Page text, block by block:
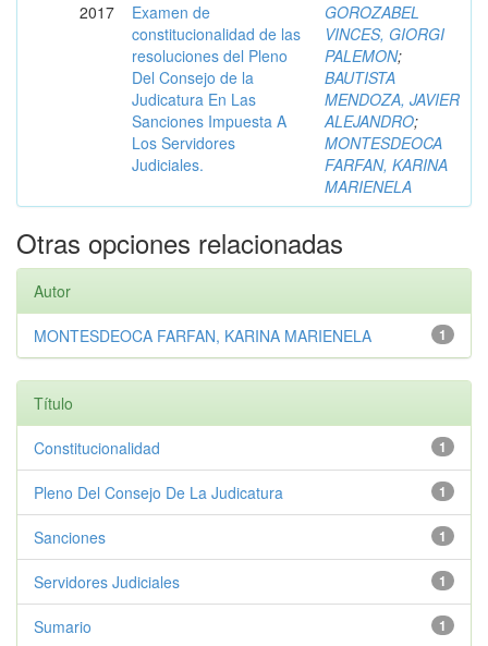
2017
Examen de
constitucionalidad de las
resoluciones del Pleno
Del Consejo de la
Judicatura En Las
Sanciones Impuesta A
Los Servidores
Judiciales.
GOROZABEL
VINCES, GIORGI
PALEMON;
BAUTISTA
MENDOZA, JAVIER
ALEJANDRO;
MONTESDEOCA
FARFAN, KARINA
MARIENELA
Otras opciones relacionadas
Autor
1
MONTESDEOCA FARFAN, KARINA MARIENELA
Título
1
Constitucionalidad
1
Pleno Del Consejo De La Judicatura
1
Sanciones
1
Servidores Judiciales
1
Sumario